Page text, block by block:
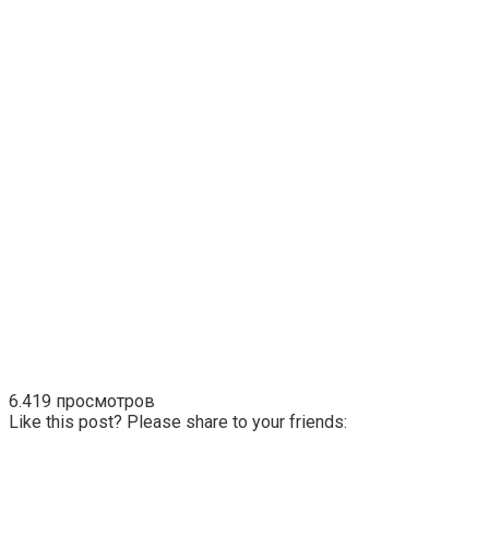
6.419 просмотров
Like this post? Please share to your friends: